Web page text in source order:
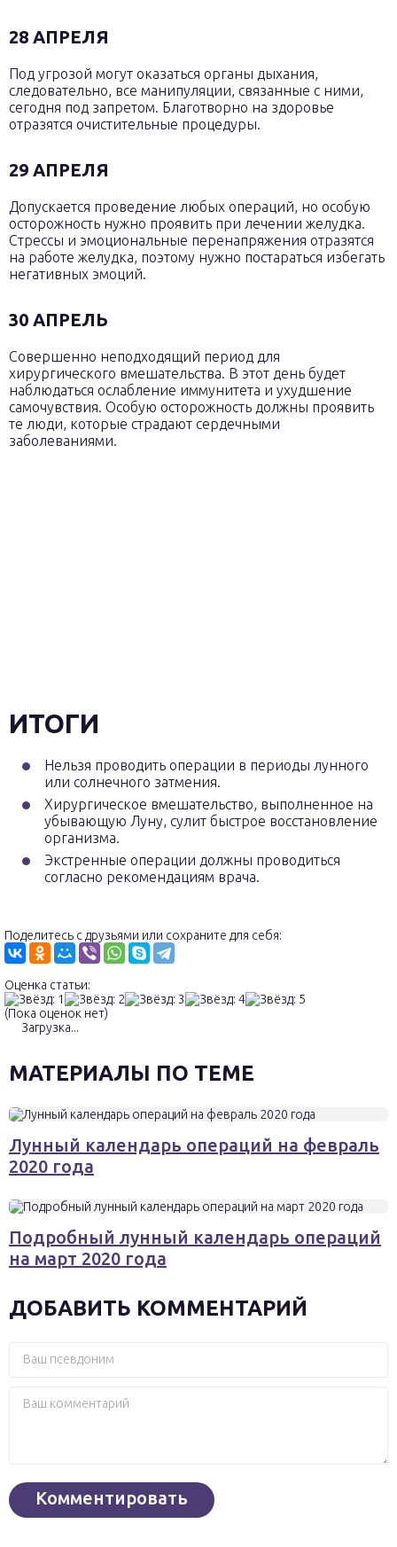
28 АПРЕЛЯ
Под угрозой могут оказаться органы дыхания,
следовательно, все манипуляции, связанные с ними,
сегодня под запретом. Благотворно на здоровье
отразятся очистительные процедуры.
29 АПРЕЛЯ
Допускается проведение любых операций, но особую
осторожность нужно проявить при лечении желудка.
Стрессы и эмоциональные перенапряжения отразятся
на работе желудка, поэтому нужно постараться избегать
негативных эмоций.
30 АПРЕЛЬ
Совершенно неподходящий период для
хирургического вмешательства. В этот день будет
наблюдаться ослабление иммунитета и ухудшение
самочувствия. Особую осторожность должны проявить
те люди, которые страдают сердечными
заболеваниями.
ИТОГИ
Нельзя проводить операции в периоды лунного
или солнечного затмения.
Хирургическое вмешательство, выполненное на
убывающую Луну, сулит быстрое восстановление
организма.
Экстренные операции должны проводиться
согласно рекомендациям врача.
Поделитесь с друзьями или сохраните для себя:
Оценка статьи:
(Пока оценок нет)
Загрузка...
МАТЕРИАЛЫ ПО ТЕМЕ
Лунный календарь операций на февраль
2020 года
Подробный лунный календарь операций
на март 2020 года
ДОБАВИТЬ КОММЕНТАРИЙ